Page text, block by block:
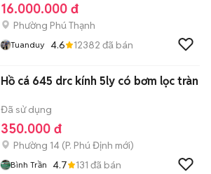
16.000.000 đ
Phường Phú Thạnh
Tuanduy 4.6 12382 đã bán
Hồ cá 645 drc kính 5ly có bơm lọc tràn
Đã sử dụng
350.000 đ
Phường 14 (P. Phú Định mới)
Bình Trần 4.7 131 đã bán